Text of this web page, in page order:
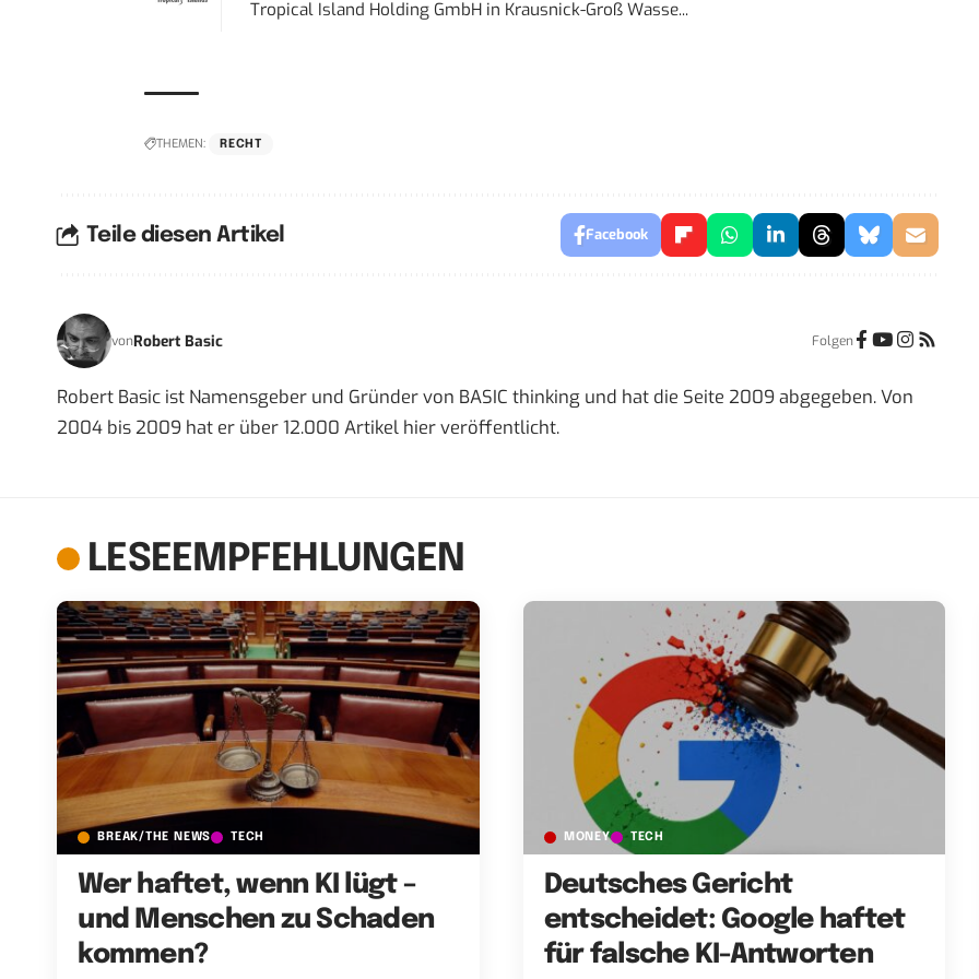
Tropical Island Holding GmbHin Krausnick-Groß Wasse...
THEMEN: RECHT
Teile diesen Artikel Facebook
vonRobert Basic Folgen
Robert Basic ist Namensgeber und Gründer von BASIC thinking und hat die Seite 2009 abgegeben. Von
2004 bis 2009 hat er über 12.000 Artikel hier veröffentlicht.
LESEEMPFEHLUNGEN
BREAK/THE NEWS TECH
Wer haftet, wenn KI lügt –
und Menschen zu Schaden
kommen?
MONEY TECH
Deutsches Gericht
entscheidet: Google haftet
für falsche KI-Antworten